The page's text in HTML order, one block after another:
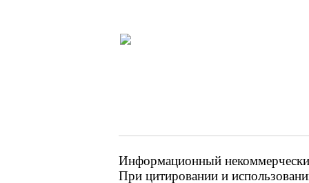
Информационный
При цитировании и